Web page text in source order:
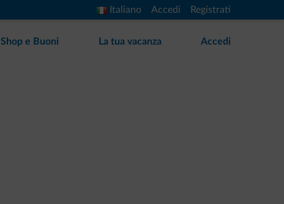
Italiano Accedi Registrati
Shop e Buoni La tua vacanza Accedi